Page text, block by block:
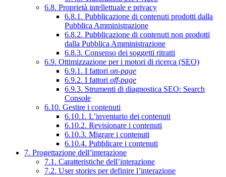
6.8. Proprietà intellettuale e privacy
6.8.1. Pubblicazione di contenuti prodotti dalla
Pubblica Amministrazione
6.8.2. Pubblicazione di contenuti non prodotti
dalla Pubblica Amministrazione
6.8.3. Consenso dei soggetti ritratti
6.9. Ottimizzazione per i motori di ricerca (SEO)
6.9.1. I fattori on-page
6.9.2. I fattori off-page
6.9.3. Strumenti di diagnostica SEO: Search
Console
6.10. Gestire i contenuti
6.10.1. L’inventario dei contenuti
6.10.2. Revisionare i contenuti
6.10.3. Migrare i contenuti
6.10.4. Pubblicare i contenuti
7. Progettazione dell’interazione
7.1. Caratteristiche dell’interazione
7.2. User stories per definire l’interazione